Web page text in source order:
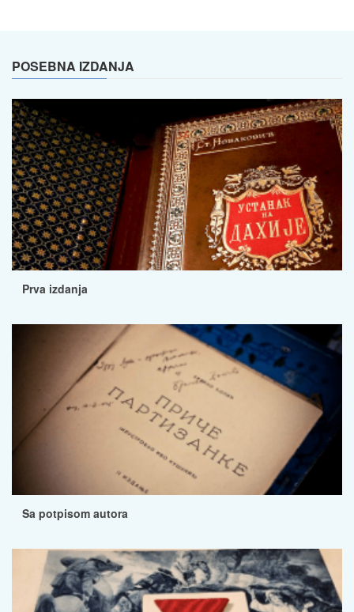
POSEBNA IZDANJA
Prva izdanja
Sa potpisom autora